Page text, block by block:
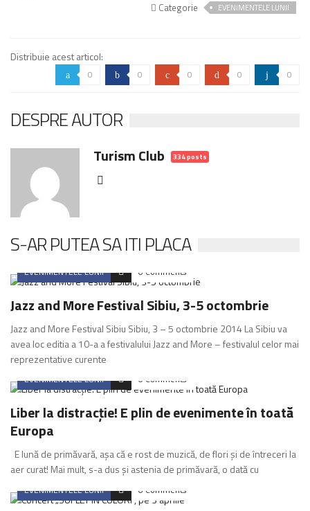
Categorie EVENIMENTELE LUNII
Distribuie acest articol:
a 0 b 0 c 0 d 0 j 0
DESPRE AUTOR
Turism Club 334 posts
S-AR PUTEA SA ITI PLACA
EVENIMENTELE LUNII 0 Comments
Jazz and More Festival Sibiu, 3-5 octombrie
Jazz and More Festival Sibiu Sibiu, 3 – 5 octombrie 2014 La Sibiu va
avea loc editia a 10-a a festivalului Jazz and More – festivalul celor mai
reprezentative curente
EVENIMENTELE LUNII 0 Comments
Liber la distracție! E plin de evenimente în toată
Europa
E lună de primăvară, așa că e rost de muzică, de flori și de întreceri la
aer curat! Mai mult, s-a dus și astenia de primăvară, o dată cu
EVENIMENTELE LUNII 0 Comments